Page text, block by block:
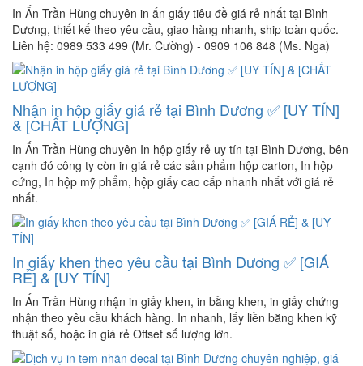
In Ấn Trần Hùng chuyên in ấn giấy tiêu đề giá rẻ nhất tại Bình
Dương, thiết kế theo yêu cầu, giao hàng nhanh, ship toàn quốc.
Liên hệ: 0989 533 499 (Mr. Cường) - 0909 106 848 (Ms. Nga)
Nhận in hộp giấy giá rẻ tại Bình Dương ✅ [UY TÍN]
& [CHẤT LƯỢNG]
In Ấn Trần Hùng chuyên In hộp giấy rẻ uy tín tại Bình Dương, bên
cạnh đó công ty còn in giá rẻ các sản phẩm hộp carton, In hộp
cứng, In hộp mỹ phẩm, hộp giấy cao cấp nhanh nhất với giá rẻ
nhất.
In giấy khen theo yêu cầu tại Bình Dương ✅ [GIÁ
RẺ] & [UY TÍN]
In Ấn Trần Hùng nhận in giấy khen, in bằng khen, in giấy chứng
nhận theo yêu cầu khách hàng. In nhanh, lấy liền bằng khen kỹ
thuật số, hoặc in giá rẻ Offset số lượng lớn.